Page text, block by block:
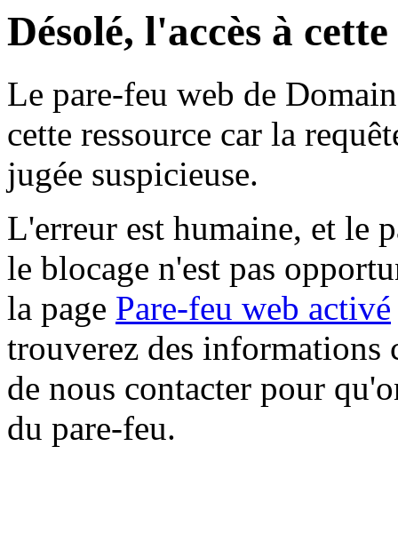
Désolé, l'accès à
Le pare-feu web de
cette ressource car la
jugée suspicieuse.
L'erreur est humaine, et le
le blocage n'est pas
la page Pare-feu web activé
trouverez des informations
de nous contacter pour
du pare-feu.